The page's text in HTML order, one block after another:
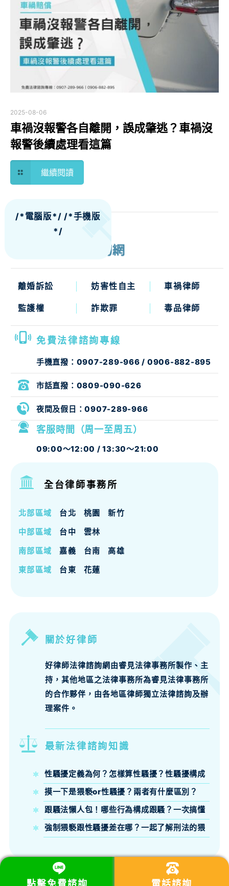
2025-08-06
車禍沒報警各自離開，誤成肇逃？車禍沒
報警後續處理看這篇
繼續閱讀
/*電腦版*//*手機版
*/
點擊免費諮詢 電話諮詢
關於好律師
好律師法律諮詢網由睿見法律事務所製作、主
持，其他地區之法律事務所為睿見法律事務所
的合作夥伴，由各地區律師獨立法律諮詢及辦
理案件。
最新法律諮詢知識
性騷擾定義為何？怎樣算性騷擾？性騷擾構成
要件、法律責任律師來說明
摸一下是猥褻or性騷擾？兩者有什麼區別？
跟騷法懶人包！哪些行為構成跟騷？一次搞懂
跟騷法定義、構成要件與刑責
強制猥褻跟性騷擾差在哪？一起了解刑法的猥
褻定義吧！
離婚訴訟 妨害性自主 車禍律師
監護權 詐欺罪 毒品律師
免費法律諮詢專線
手機直撥： 0907-289-966 / 0906-882-895
市話直撥： 0809-090-626
客服時間（周一至周五）
09:00～12:00 / 13:30～21:00
夜間及假日：0907-289-966
全台律師事務所
北部區域 台北 桃園 新竹
南部區域 嘉義 台南 高雄
中部區域 台中 雲林
東部區域 台東 花蓮